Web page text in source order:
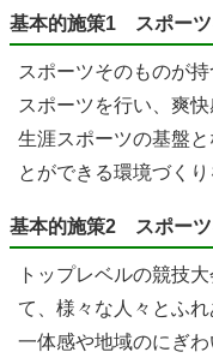
基本的施策1 スポーツ
スポーツそのものが
スポーツを行い、爽
生涯スポーツの基盤
とができる環境づくり
基本的施策2 スポーツ
トップレベルの競技
て、様々な人々とふ
一体感や地域のにぎ